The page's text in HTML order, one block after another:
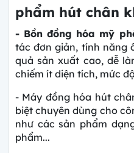
phẩm hút chân
- Bồn đồng hóa mỹ
tác đơn giản, tính năng
quả sản xuất cao, dễ
chiếm ít diện tích, mức
- Máy đồng hóa hút
biệt chuyên dùng cho
như các sản phẩm
phẩm...